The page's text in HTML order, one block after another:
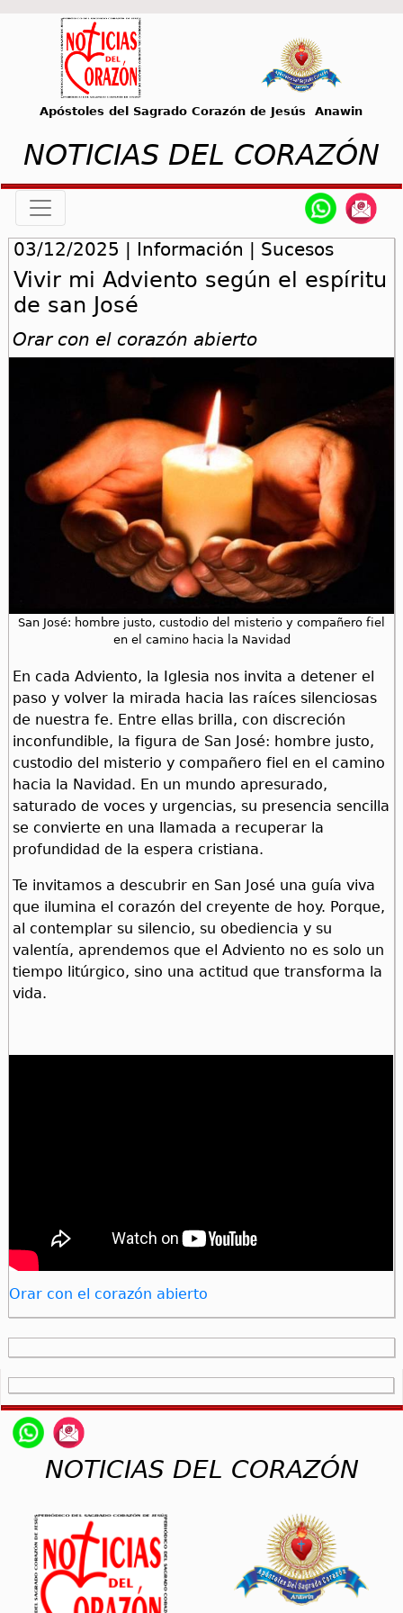
Apóstoles del Sagrado Corazón de Jesús Anawin
NOTICIAS DEL CORAZÓN
03/12/2025 | Información | Sucesos
Vivir mi Adviento según el espíritu
de san José
Orar con el corazón abierto
San José: hombre justo, custodio del misterio y compañero fiel
en el camino hacia la Navidad
En cada Adviento, la Iglesia nos invita a detener el
paso y volver la mirada hacia las raíces silenciosas
de nuestra fe. Entre ellas brilla, con discreción
inconfundible, la figura de San José: hombre justo,
custodio del misterio y compañero fiel en el camino
hacia la Navidad. En un mundo apresurado,
saturado de voces y urgencias, su presencia sencilla
se convierte en una llamada a recuperar la
profundidad de la espera cristiana.
Te invitamos a descubrir en San José una guía viva
que ilumina el corazón del creyente de hoy. Porque,
al contemplar su silencio, su obediencia y su
valentía, aprendemos que el Adviento no es solo un
tiempo litúrgico, sino una actitud que transforma la
vida.
Orar con el corazón abierto
NOTICIAS DEL CORAZÓN